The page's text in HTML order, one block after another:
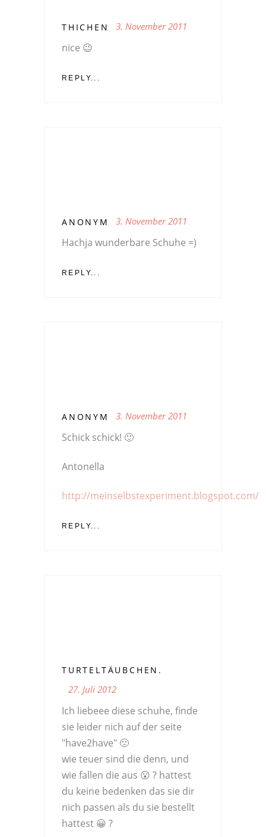
THICHEN 3. November 2011
nice 😉
REPLY...
ANONYM 3. November 2011
Hachja wunderbare Schuhe =)
REPLY...
ANONYM 3. November 2011
Schick schick! 🙂
Antonella
http://meinselbstexperiment.blogspot.com/
REPLY...
TURTELTÄUBCHEN.
27. Juli 2012
Ich liebeee diese schuhe, finde
sie leider nich auf der seite
"have2have" 🙁
wie teuer sind die denn, und
wie fallen die aus 😮 ? hattest
du keine bedenken das sie dir
nich passen als du sie bestellt
hattest 😀 ?